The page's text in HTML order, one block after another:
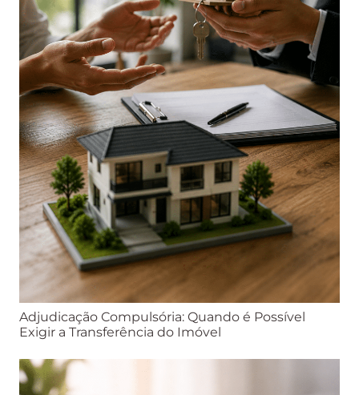
Adjudicação Compulsória: Quando é Possível
Exigir a Transferência do Imóvel